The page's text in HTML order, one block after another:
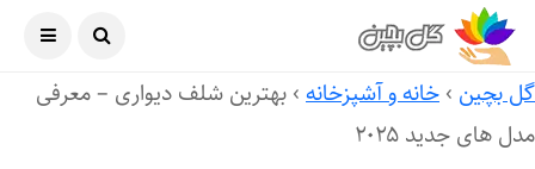
آگوست ۹, ۲۰۲۶
بچین›خانه و آشپزخانه›بهترین شلف دیواری – معرفی
های جدید ۲۰۲۵